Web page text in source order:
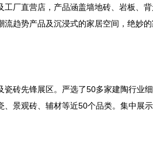
厂直营店，产品涵盖墙地砖、岩板、
趋势产品及沉浸式的家居空间，绝妙的
砖先锋展区。严选了50多家建陶行业
景观砖、辅材等近50个品类。集中展